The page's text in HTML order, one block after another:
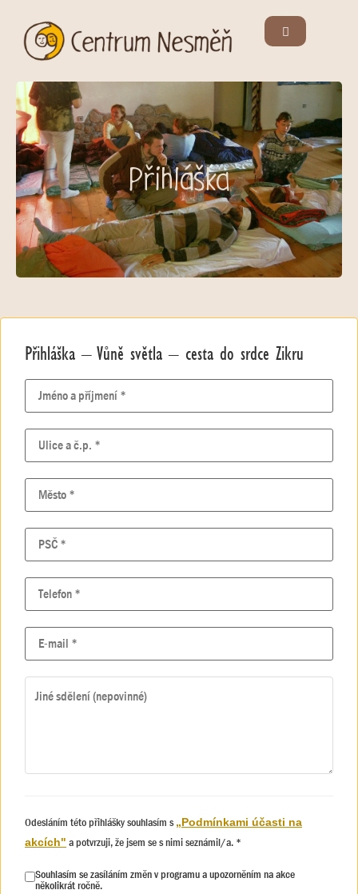
Přihláška
Přihláška – Vůně světla – cesta do srdce Zikru
Odesláním této přihlášky souhlasím s„Podmínkami účasti na
akcích" a potvrzuji, že jsem se s nimi seznámil/a. *
Souhlasím se zasíláním změn v programu a upozorněním na akce
několikrát ročně.